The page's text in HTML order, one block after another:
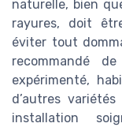
naturelle, bien
rayures, doit
éviter tout
recommandé
expérimenté,
d’autres
installation